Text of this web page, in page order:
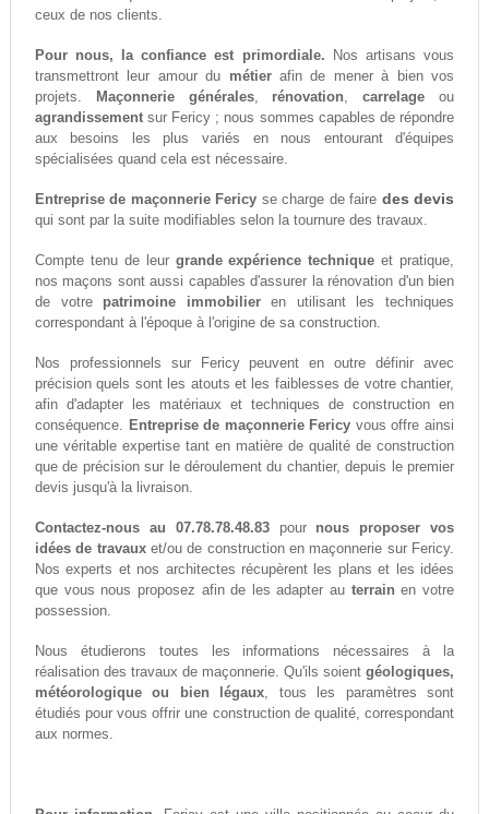
ceux de nos clients.
Pour nous, la confiance est primordiale. Nos artisans vous
transmettront leur amour du métierafin de mener à bien vos
projets.
Maçonnerie générales, rénovation,carrelage ou
agrandissementsur Fericy ; nous sommes capables de répondre
aux besoins les plus variés en nous entourant d'équipes
spécialisées quand cela est nécessaire.
Entreprise de maçonnerie Fericy se charge de faire des devis
qui sont par la suite modifiables selon la tournure des travaux.
Compte tenu de leur grande expérience technique et pratique,
nos maçons sont aussi capables d'assurer la rénovation d'un bien
de votre patrimoine immobilieren utilisant les techniques
correspondant à l'époque à l'origine de sa construction.
Nos professionnels sur Fericy peuvent en outre définir avec
précision quels sont les atouts et les faiblesses de votre chantier,
afin d'adapter les matériaux et techniques de construction en
conséquence. Entreprise de maçonnerie Fericy vous offre ainsi
une véritable expertise tant en matière de qualité de construction
que de précision sur le déroulement du chantier, depuis le premier
devis jusqu'à la livraison.
Contactez-nous au 07.78.78.48.83pour nous proposer vos
idées de travauxet/ou de construction en maçonnerie sur Fericy.
Nos experts et nos architectes récupèrent les plans et les idées
que vous nous proposez afin de les adapter au terrain en votre
possession.
Nous étudierons toutes les informations nécessaires à la
réalisation des travaux de maçonnerie. Qu'ils soientgéologiques,
météorologique ou bien légaux, tous les paramètres sont
étudiés pour vous offrir une construction de qualité, correspondant
aux normes.